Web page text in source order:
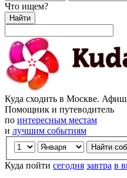
Что ищем?
Найти
Куда сходить в Москве.
Помощник и путеводитель
по интересным местам
и лучшим событиям
Куда пойти сегодня завтра в